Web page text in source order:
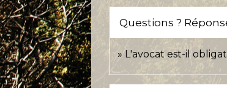
Questions ?
L'avocat est-il